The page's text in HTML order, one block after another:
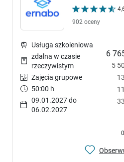
902 oceny
6
5
Usługa szkoleniowa
zdalna w czasie
rzeczywistym
Zajęcia grupowe
50:00 h
09.01.2027 do
06.02.2027